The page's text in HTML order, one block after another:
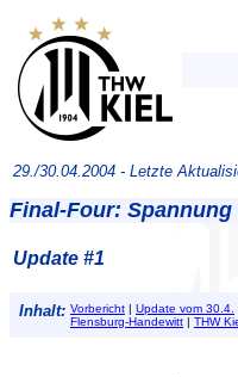
29./30.04.2004 - Letzte
Final-Four:
Update #1
Inhalt: Vorbericht | Update vom 30.4.
Flensburg-Handewitt | THW